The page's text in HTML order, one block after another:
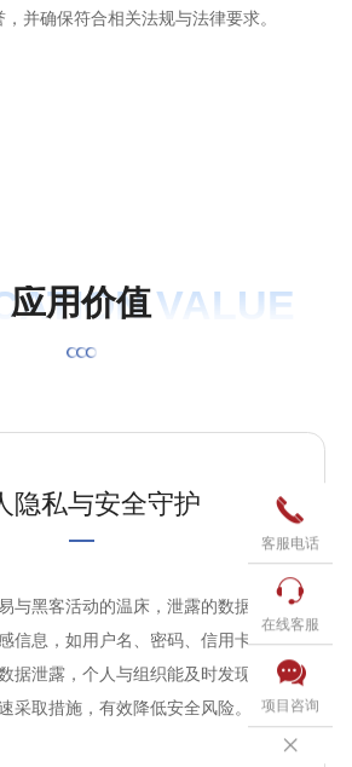
并确保符合相关法规与法律要求。
VALUE
应用价值
隐私与安全守护
与黑客活动的温床，泄露的数据中往
信息，如用户名、密码、信用卡信息
据泄露，个人与组织能及时发现自身
采取措施，有效降低安全风险。

客服电话

在线客服

项目咨询
